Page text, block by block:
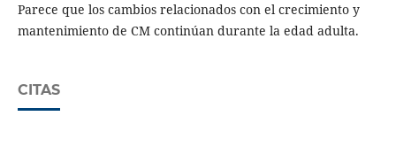
Parece que los cambios relacionados con el crecimiento y
mantenimiento de CM continúan durante la edad adulta.
CITAS